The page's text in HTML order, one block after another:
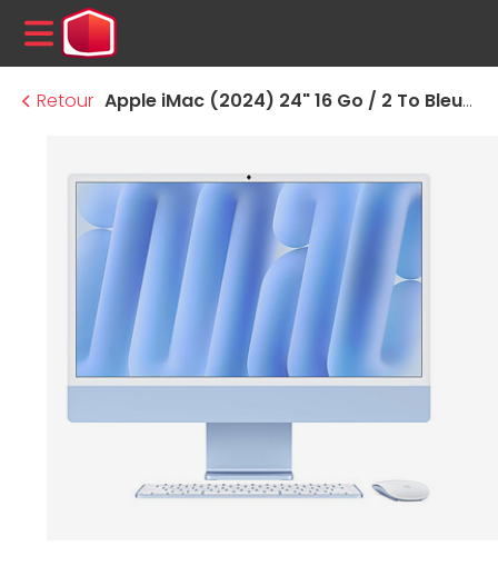
MENU
Retour
Apple iMac (2024) 24" 16 Go / 2 To Bleu (MWV33FN/A-MKPN-2TB)